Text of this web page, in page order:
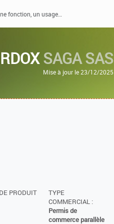
SAGA SAS
Mise à jour le 23/12/2025
PRODUIT
TYPE
COMMERCIAL :
Permis de
commerce parallèle